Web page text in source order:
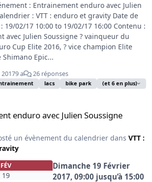
: Entrainement enduro avec Julien
: VTT : enduro et gravity Date de
19/02/17 10:00 to 19/02/17 16:00 Contenu :
avec Julien Soussigne ? vainqueur du
Cup Elite 2016, ? vice champion Elite
Shimano Epic...
9 a 26 réponses
lacs bike park (et 6 en plus)
enduro avec Julien Soussigne
un évènement du calendrier dans VTT :
FÉV
19
Dimanche 19 Février
2017, 09:00 jusqu’à 15:00